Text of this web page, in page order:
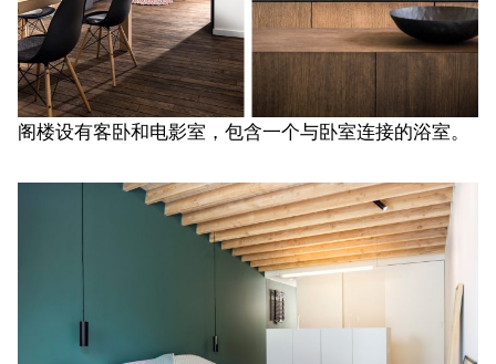
阁楼设有客卧和电影室，包含一个与卧室连接的浴室。